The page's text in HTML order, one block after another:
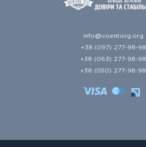
info@voentorg.org
+38 (097) 277-98-98
+38 (063) 277-98-98
+38 (050) 277-98-98